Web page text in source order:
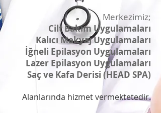
Merkezimiz;
Cilt Bakım Uygulamaları
Kalıcı Makyaj Uygulamaları
İğneli Epilasyon Uygulamaları
Lazer Epilasyon Uygulamaları
Saç ve Kafa Derisi (HEAD SPA)
Alanlarında hizmet vermektetedir.